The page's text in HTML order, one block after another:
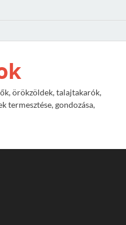
örökzöldek, talajtakarók,
termesztése, gondozása,